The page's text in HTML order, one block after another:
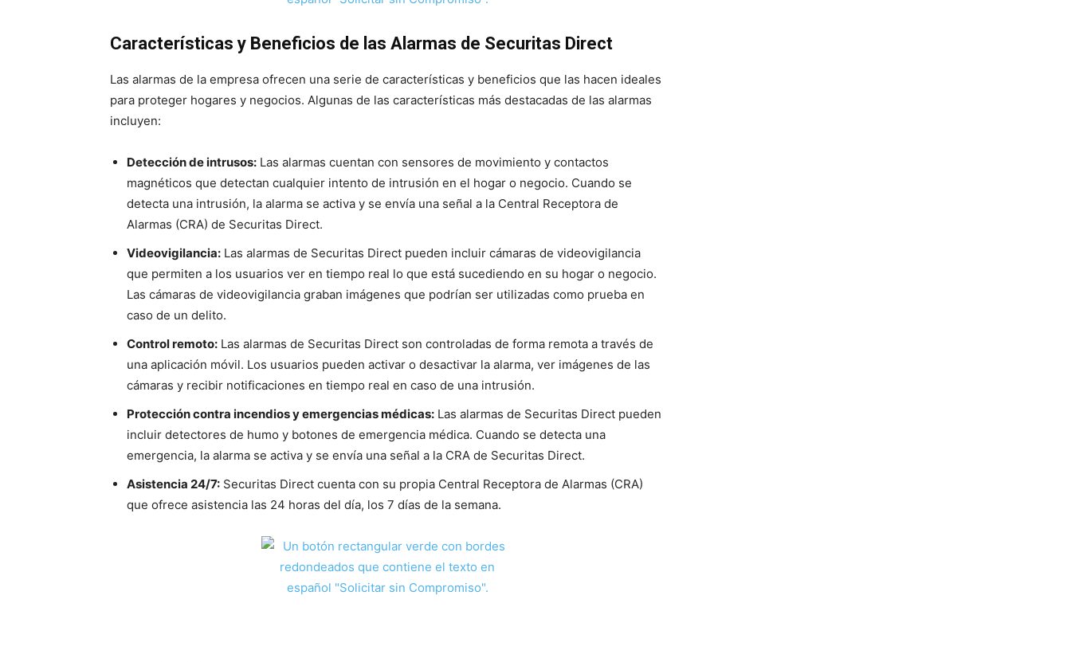
Características y Beneficios de las Alarmas de Securitas Direct
Las alarmas de la empresa ofrecen una serie de características y beneficios que las hacen ideales
para proteger hogares y negocios. Algunas de las características más destacadas de las alarmas
incluyen:
Detección de intrusos: Las alarmas cuentan con sensores de movimiento y contactos
magnéticos que detectan cualquier intento de intrusión en el hogar o negocio. Cuando se
detecta una intrusión, la alarma se activa y se envía una señal a la Central Receptora de
Alarmas (CRA) de Securitas Direct.
Videovigilancia: Las alarmas de Securitas Direct pueden incluir cámaras de videovigilancia
que permiten a los usuarios ver en tiempo real lo que está sucediendo en su hogar o negocio.
Las cámaras de videovigilancia graban imágenes que podrían ser utilizadas como prueba en
caso de un delito.
Control remoto: Las alarmas de Securitas Direct son controladas de forma remota a través de
una aplicación móvil. Los usuarios pueden activar o desactivar la alarma, ver imágenes de las
cámaras y recibir notificaciones en tiempo real en caso de una intrusión.
Protección contra incendios y emergencias médicas: Las alarmas de Securitas Direct pueden
incluir detectores de humo y botones de emergencia médica. Cuando se detecta una
emergencia, la alarma se activa y se envía una señal a la CRA de Securitas Direct.
Asistencia 24/7: Securitas Direct cuenta con su propia Central Receptora de Alarmas (CRA)
que ofrece asistencia las 24 horas del día, los 7 días de la semana.